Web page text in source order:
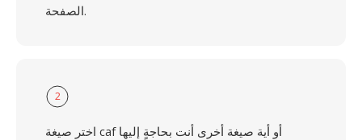
الصفحة.
2
اختر صيغة caf أو أية صيغة أخرى أنت بحاجةٍ إليها